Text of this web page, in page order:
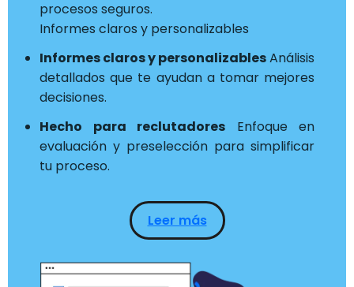
procesos seguros.
Informes claros y personalizables
Informes claros y personalizablesAnálisis
detallados que te ayudan a tomar mejores
decisiones.
Hecho para reclutadores Enfoque en
evaluación y preselección para simplificar
tu proceso.
Leer más